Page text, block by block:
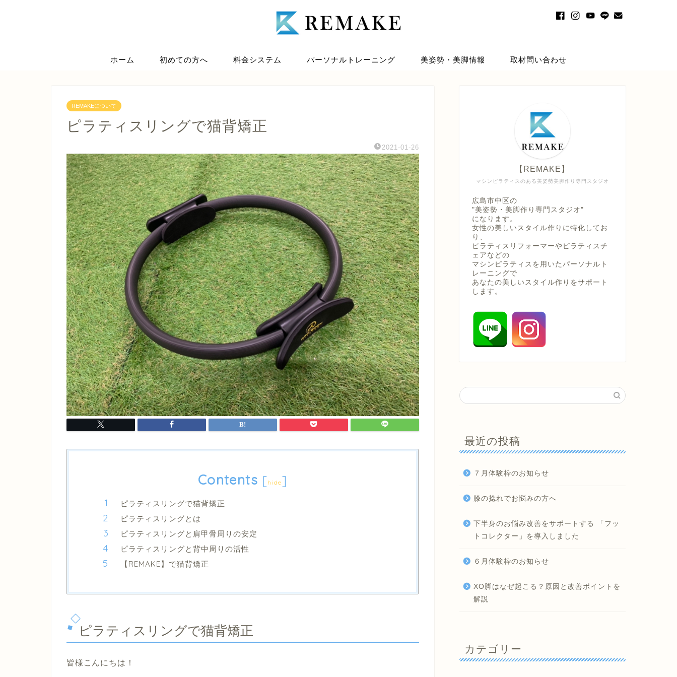
ホーム 初めての方へ 料金システム パーソナルトレーニング 美姿勢・美脚情報 取材問い合わせ
REMAKEについて
ピラティスリングで猫背矯正
2021-01-26
Contents [hide]
ピラティスリングで猫背矯正
ピラティスリングとは
ピラティスリングと肩甲骨周りの安定
ピラティスリングと背中周りの活性
【REMAKE】で猫背矯正
ピラティスリングで猫背矯正
皆様こんにちは！
マシンピラティスのある美姿勢美脚作り専門スタジオ
【REMAKE】
広島市中区の
"美姿勢・美脚作り専門スタジオ"
になります。
女性の美しいスタイル作りに特化してお
り、
ピラティスリフォーマーやピラティスチ
ェアなどの
マシンピラティスを用いたパーソナルト
レーニングで
あなたの美しいスタイル作りをサポート
します。
最近の投稿
７月体験枠のお知らせ
膝の捻れでお悩みの方へ
下半身のお悩み改善をサポートする 「フッ
トコレクター」を導入しました
６月体験枠のお知らせ
XO脚はなぜ起こる？原因と改善ポイントを
解説
カテゴリー